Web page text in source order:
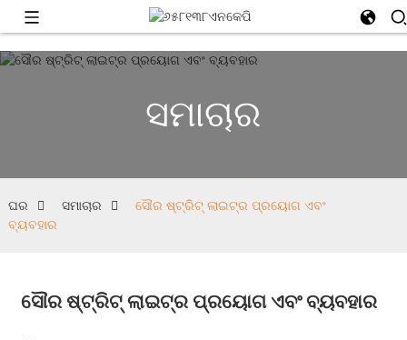
ସମାଚାର
ଘର ସମାଚାର
ସୌର ଷ୍ଟ୍ରିଟ୍ ଲାଇଟ୍‌ର ପ୍ରୟୋଗ ଏବଂ
ବ୍ୟବହାର
ସୌର ଷ୍ଟ୍ରିଟ୍ ଲାଇଟ୍‌ର ପ୍ରୟୋଗ ଏବଂ ବ୍ୟବହାର